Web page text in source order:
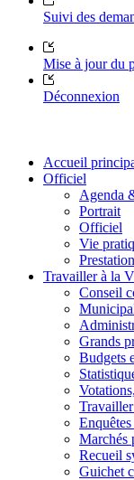
Suivi des
Mise à jour du
Déconnexion
Accueil
Officiel
Agenda
Portrait
Officiel
Vie
Travailler à la
Conseil
Grands
Budgets
Marchés
Recueil
Guichet